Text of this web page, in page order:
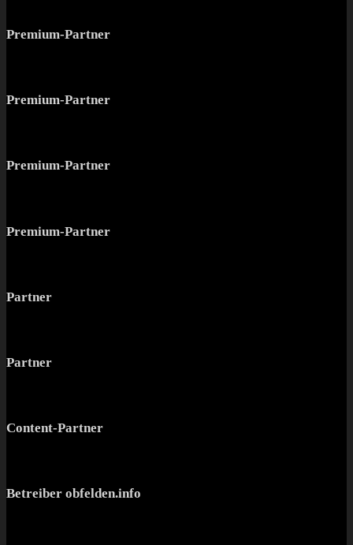
Premium-Partner
Premium-Partner
Premium-Partner
Premium-Partner
Partner
Partner
Content-Partner
Betreiber obfelden.info